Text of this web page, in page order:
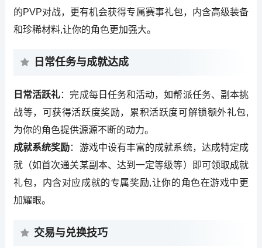
的PVP对战，更有机会获得专属赛事礼包，内含高级装备
和珍稀材料,让你的角色更加强大。
日常任务与成就达成
日常活跃礼：完成每日任务和活动，如帮派任务、副本挑
战等，可获得活跃度奖励，累积活跃度可解锁额外礼包,
为你的角色提供源源不断的动力。
成就系统奖励：游戏中设有丰富的成就系统，达成特定成
就（如首次通关某副本、达到一定等级等）即可领取成就
礼包，内含对应成就的专属奖励,让你的角色在游戏中更
加耀眼。
交易与兑换技巧